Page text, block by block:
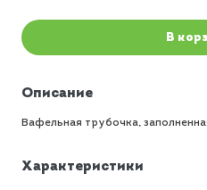
Описание
Вафельная трубочка,
Характеристики
В